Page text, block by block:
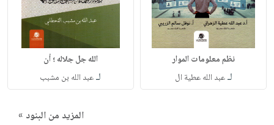
نظم معلومات الموار
لـعبد الله عطية ال
الله جل جلاله ؛ أن
لـعبد الله بن مشبب
المزيد من البنود »